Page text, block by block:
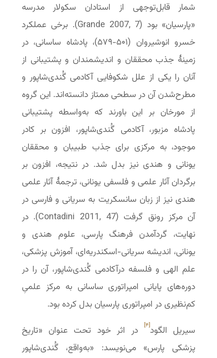
شمار قابل‌توجهی از استادان سکولار مدرسه
«پارسیان» بود (Grande 2007, 7). برخی عملکرد
خسرو انوشیروان (۵۰۱-‏۵۷۹)، پادشاه ساسانی، در
زمینۀ جذب محققان و اندیشمندان و پشتیبانی از
آنان را یکی از علل شکوفایی آکادمی گُندی‌شاپور و
مطرح‌شدن آن در سطحی ممتاز دانسته‌اند. این گروه
از مورخان بر این باورند که به‌واسطه پشتیبانی
پادشاه مزبور، آکادمی گُندی‌شاپور، افزون بر کادر
موجود، به مرکزی برای جذب طبیبان و محققان
یونانی و هندی نیز بدل شد. در نتیجه، افزون بر
برگردان آثار علمی و فلسفی یونانی، ترجمهٔ آثار علمی
هندی نیز از زبان سانسکریت به سریانی و فارسی در
آن مرکز رونق گرفت (Contadini 2011, 47). در
نهایت، گردآمدن فرهنگ پارسی، علوم هندی و
یونانی، اندیشه سریانی-‌اسکندریه‌ای، آموزش پزشکی،
علم الهی و فلسفه درآکادمی گُندی‌شاپور، آن را در
دوره‌های پایانی امپراتوری ساسانی به مرکز علمیِ
کم‌نظیری در امپراتوری پارسیان بدل کرده بود.
سیریل الگود[۴]
در اثر خود تحت عنوان «تاریخ
پزشکی پارس» می‌نویسد: «به‌واقع، گُندی‌شاپور